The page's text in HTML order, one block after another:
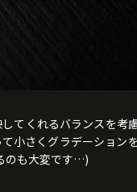
てくれるバランスを考
小さくグラデーション
のも大変です…)